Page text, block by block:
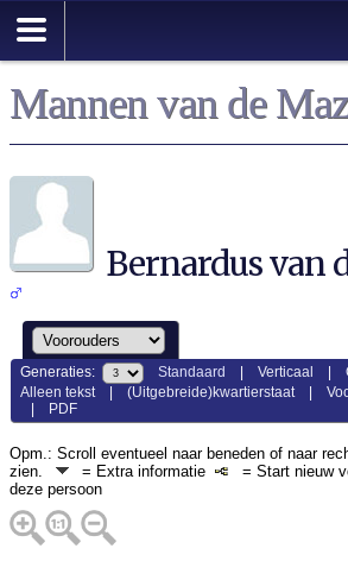
Mannen van de
Bernardus van
Generaties: Standaard |Verticaal |
Alleen tekst|(Uitgebreide)kwartierstaat|
PDF
Opm.: Scroll eventueel naar beneden of naar
zien.
= Extra informatie
= Start nieuw
deze persoon